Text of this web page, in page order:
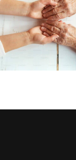
LOMBARDIA
INCONTRO
GRUPPO
ANZIANI